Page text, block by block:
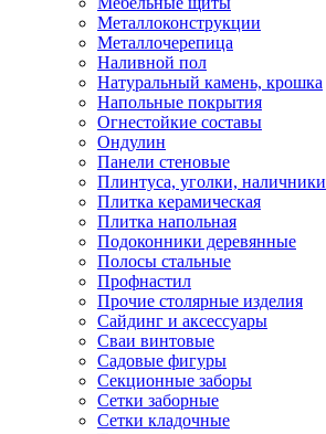
Металлоконструкции
Металлочерепица
Наливной пол
Натуральный камень, крошка
Напольные покрытия
Огнестойкие составы
Ондулин
Панели стеновые
Плинтуса, уголки, наличники
Плитка керамическая
Плитка напольная
Подоконники деревянные
Полосы стальные
Профнастил
Прочие столярные изделия
Сайдинг и аксессуары
Сваи винтовые
Садовые фигуры
Секционные заборы
Сетки заборные
Сетки кладочные